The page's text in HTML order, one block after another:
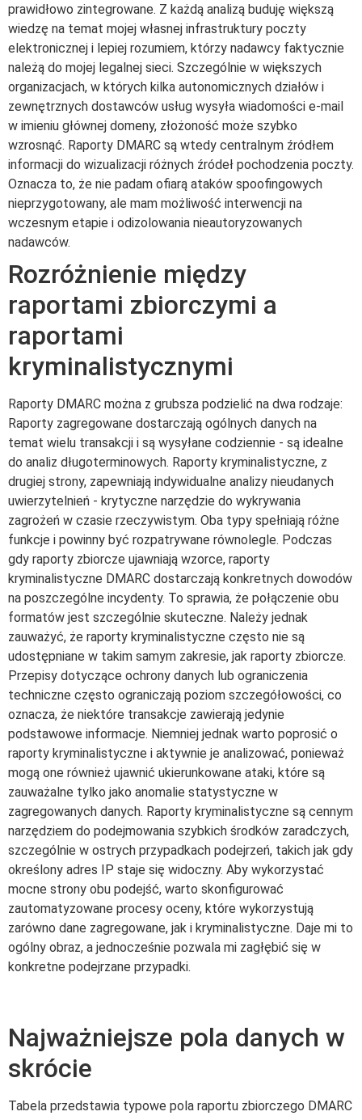
prawidłowo zintegrowane. Z każdą analizą buduję większą
wiedzę na temat mojej własnej infrastruktury poczty
elektronicznej i lepiej rozumiem, którzy nadawcy faktycznie
należą do mojej legalnej sieci. Szczególnie w większych
organizacjach, w których kilka autonomicznych działów i
zewnętrznych dostawców usług wysyła wiadomości e-mail
w imieniu głównej domeny, złożoność może szybko
wzrosnąć. Raporty DMARC są wtedy centralnym źródłem
informacji do wizualizacji różnych źródeł pochodzenia poczty.
Oznacza to, że nie padam ofiarą ataków spoofingowych
nieprzygotowany, ale mam możliwość interwencji na
wczesnym etapie i odizolowania nieautoryzowanych
nadawców.
Rozróżnienie między
raportami zbiorczymi a
raportami
kryminalistycznymi
Raporty DMARC można z grubsza podzielić na dwa rodzaje:
Raporty zagregowane dostarczają ogólnych danych na
temat wielu transakcji i są wysyłane codziennie - są idealne
do analiz długoterminowych. Raporty kryminalistyczne, z
drugiej strony, zapewniają indywidualne analizy nieudanych
uwierzytelnień - krytyczne narzędzie do wykrywania
zagrożeń w czasie rzeczywistym. Oba typy spełniają różne
funkcje i powinny być rozpatrywane równolegle. Podczas
gdy raporty zbiorcze ujawniają wzorce, raporty
kryminalistyczne DMARC dostarczają konkretnych dowodów
na poszczególne incydenty. To sprawia, że połączenie obu
formatów jest szczególnie skuteczne. Należy jednak
zauważyć, że raporty kryminalistyczne często nie są
udostępniane w takim samym zakresie, jak raporty zbiorcze.
Przepisy dotyczące ochrony danych lub ograniczenia
techniczne często ograniczają poziom szczegółowości, co
oznacza, że niektóre transakcje zawierają jedynie
podstawowe informacje. Niemniej jednak warto poprosić o
raporty kryminalistyczne i aktywnie je analizować, ponieważ
mogą one również ujawnić ukierunkowane ataki, które są
zauważalne tylko jako anomalie statystyczne w
zagregowanych danych. Raporty kryminalistyczne są cennym
narzędziem do podejmowania szybkich środków zaradczych,
szczególnie w ostrych przypadkach podejrzeń, takich jak gdy
określony adres IP staje się widoczny. Aby wykorzystać
mocne strony obu podejść, warto skonfigurować
zautomatyzowane procesy oceny, które wykorzystują
zarówno dane zagregowane, jak i kryminalistyczne. Daje mi to
ogólny obraz, a jednocześnie pozwala mi zagłębić się w
konkretne podejrzane przypadki.
Najważniejsze pola danych w
skrócie
Tabela przedstawia typowe pola raportu zbiorczego DMARC